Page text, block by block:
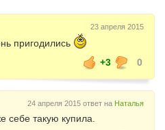
23 апреля 2015
пригодились
+3
0
24 апреля 2015 ответ на Наталья
себе такую купила.